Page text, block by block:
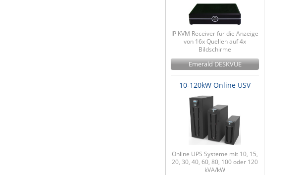
IP KVM Receiver für die Anzeige
von 16x Quellen auf 4x
Bildschirme
Emerald DESKVUE
10-120kW Online USV
Online UPS Systeme mit 10, 15,
20, 30, 40, 60, 80, 100 oder 120
kVA/kW